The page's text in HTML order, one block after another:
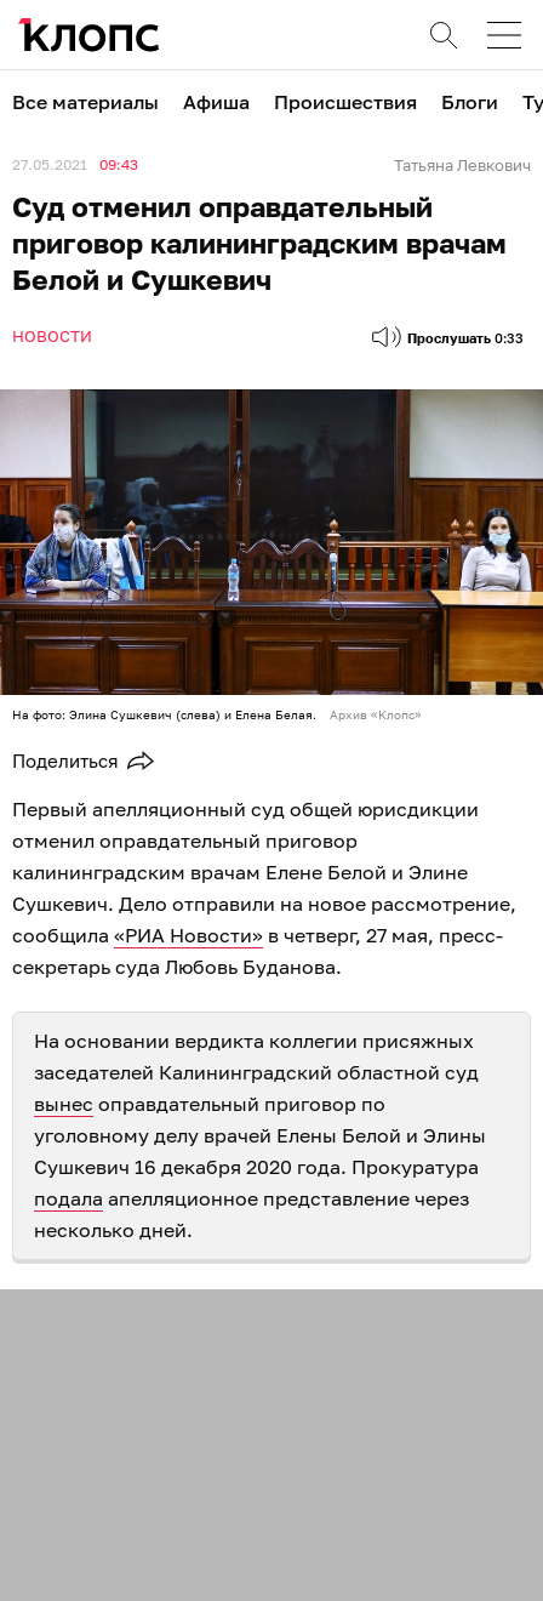
Все материалы Афиша Происшествия Блоги
27.05.2021 09:43 Татьяна Левкович
Суд отменил оправдательный
приговор калининградским врачам
Белой и Сушкевич
НОВОСТИ Прослушать 0:33
На фото: Элина Сушкевич (слева) и Елена Белая. Архив «Клопс»
Поделиться
Первый апелляционный суд общей юрисдикции
отменил оправдательный приговор
калининградским врачам Елене Белой и Элине
Сушкевич. Дело отправили на новое рассмотрение,
сообщила «РИА Новости» в четверг, 27 мая, пресс-
секретарь суда Любовь Буданова.
На основании вердикта коллегии присяжных
заседателей Калининградский областной суд
вынес оправдательный приговор по
уголовному делу врачей Елены Белой и Элины
Сушкевич 16 декабря 2020 года. Прокуратура
подала апелляционное представление через
несколько дней.